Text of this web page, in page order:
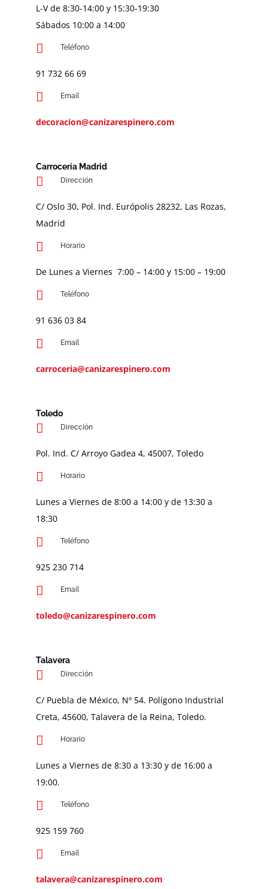
L-V de 8:30-14:00 y 15:30-19:30
Sábados 10:00 a 14:00
Teléfono
91 732 66 69
Email
decoracion@canizarespinero.com
Carrocería Madrid
Dirección
C/ Oslo 30, Pol. Ind. Európolis 28232, Las Rozas,
Madrid
Horario
De Lunes a Viernes 7:00 – 14:00 y 15:00 – 19:00
Teléfono
91 636 03 84
Email
carroceria@canizarespinero.com
Toledo
Dirección
Pol. Ind. C/ Arroyo Gadea 4, 45007, Toledo
Horario
Lunes a Viernes de 8:00 a 14:00 y de 13:30 a
18:30
Teléfono
925 230 714
Email
toledo@canizarespinero.com
Talavera
Dirección
C/ Puebla de México, Nº 54. Polígono Industrial
Creta, 45600, Talavera de la Reina, Toledo.
Horario
Lunes a Viernes de 8:30 a 13:30 y de 16:00 a
19:00.
Teléfono
925 159 760
Email
talavera@canizarespinero.com